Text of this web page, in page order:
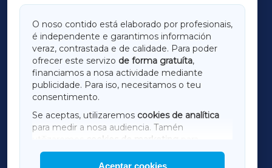
O noso contido está elaborado por profesionais,
é independente e garantimos información
veraz, contrastada e de calidade. Para poder
ofrecer este servizo de forma gratuíta,
financiamos a nosa actividade mediante
publicidade. Para iso, necesitamos o teu
consentimento.
Se aceptas, utilizaremos cookies de analítica
para medir a nosa audiencia. Tamén
utilizaremos
cookies de marketing
mostrar publicidade de terceiros.
Aceptar cookies
LUGOXA
TERRACHAXA
AMARIÑAXA